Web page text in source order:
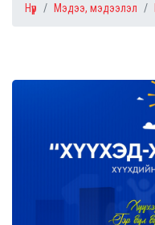
Нүүр Мэдээ, мэдээлэл